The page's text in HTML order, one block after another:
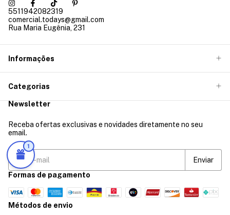
5511942082319
comercial.todays@gmail.com
Rua Maria Eugênia, 231
Informações
Categorias
Newsletter
Receba ofertas exclusivas e novidades diretamente no seu
email.
Formas de pagamento
Métodos de envio
1